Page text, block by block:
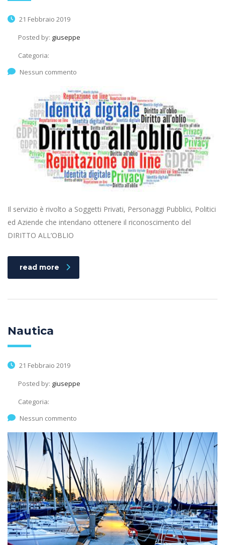
21 Febbraio 2019
Posted by: giuseppe
Categoria:
Nessun commento
Il servizio è rivolto a Soggetti Privati, Personaggi Pubblici, Politici
ed Aziende che intendano ottenere il riconoscimento del
DIRITTO ALL’OBLIO
read more
Nautica
21 Febbraio 2019
Posted by: giuseppe
Categoria:
Nessun commento